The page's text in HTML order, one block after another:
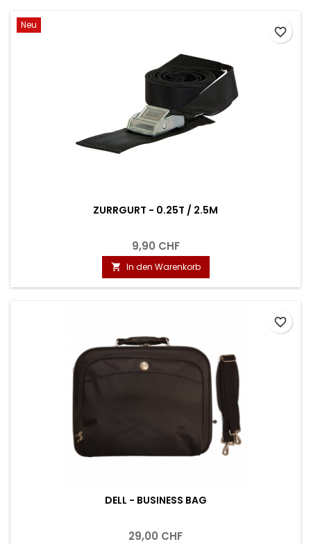
Neu
ZURRGURT - 0.25T / 2.5M
9,90 CHF
 In den Warenkorb
favorite_border
DELL - BUSINESS BAG
29,00 CHF
favorite_border